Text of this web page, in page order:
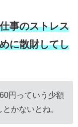
事のストレス
に散財してし
円っていう少額
かないとね。